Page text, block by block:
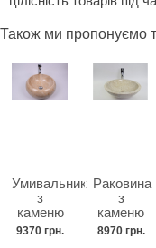
Також ми пропонуємо
Умивальник
з
каменю
9370 грн.
Раковина
з
каменю
8970 грн.